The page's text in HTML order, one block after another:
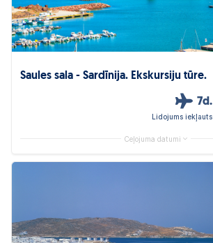
Saules sala - Sardīnija. Ekskursiju tūre.
7d.
Lidojums iekļauts
Ceļojuma datumi